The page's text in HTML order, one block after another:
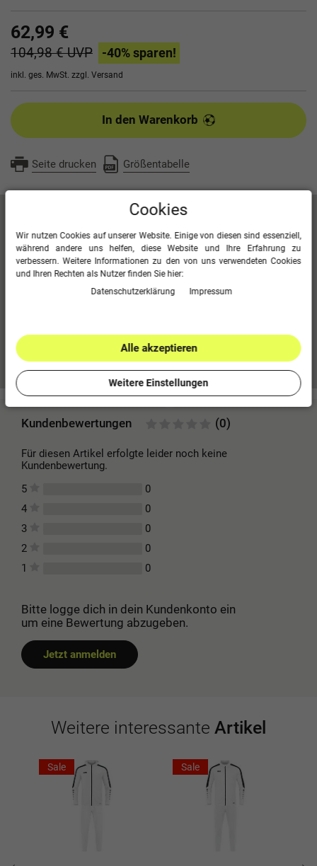
62,99 €
104,98 €UVP -40% sparen!
inkl. ges. MwSt. zzgl. Versand
In den Warenkorb
Seite drucken Größentabelle
Artikelbeschreibung
Kontrasteinsatz in Wabenstruktur
Seitentaschen mit Reißverschluss
Bonded-Polyester-Fleece
Mehr Informationen zum EU Verantwortlichen »
Kundenbewertungen (0)
Für diesen Artikel erfolgte leider noch keine
Kundenbewertung.
5
0
4
0
3
0
2
0
1
0
Bitte logge dich in dein Kundenkonto ein
um eine Bewertung abzugeben.
Jetzt anmelden
Weitere interessante Artikel
Sale Sale
Cookies
Wir nutzen Cookies auf unserer Website. Einige von diesen sind essenziell,
während andere uns helfen, diese Website und Ihre Erfahrung zu
verbessern. Weitere Informationen zu den von uns verwendeten Cookies
und Ihren Rechten als Nutzer finden Sie hier:
Daten­schutz­erklärung
Impressum
Alle akzeptieren
Weitere Einstellungen